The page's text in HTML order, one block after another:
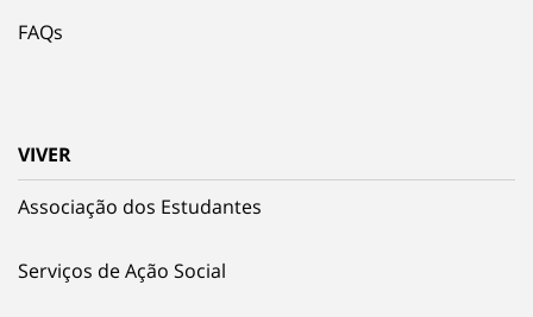
FAQs
VIVER
Associação dos Estudantes
Serviços de Ação Social